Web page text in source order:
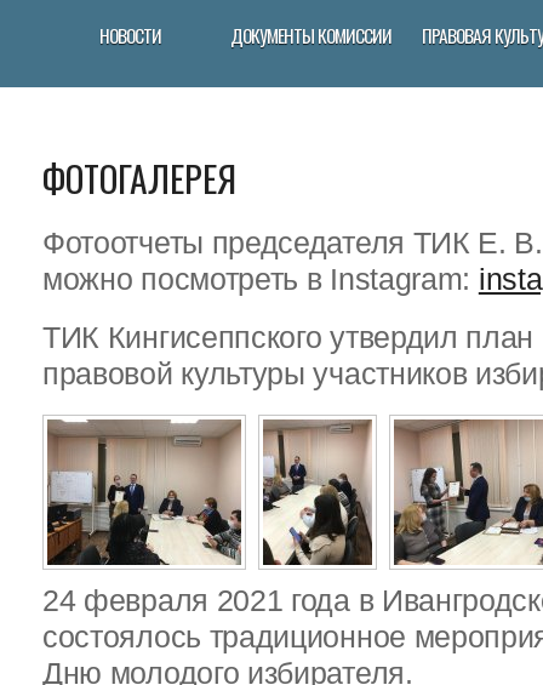
НОВОСТИ ДОКУМЕНТЫ КОМИССИИ ПРАВОВАЯ
ФОТОГАЛЕРЕЯ
Фотоотчеты председателя ТИК Е.
можно посмотреть в Instagram:
ТИК Кингисеппского утвердил
правовой культуры участников
24 февраля 2021 года в
состоялось традиционное
Дню молодого избирателя.